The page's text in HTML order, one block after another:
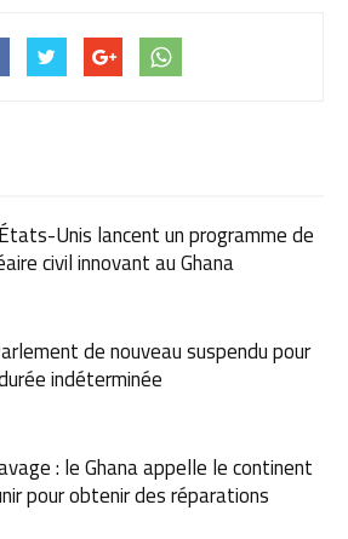
Unis lancent un programme de
civil innovant au Ghana
de nouveau suspendu pour
indéterminée
: le Ghana appelle le continent
pour obtenir des réparations